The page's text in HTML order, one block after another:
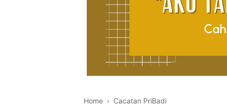
Home › Cacatan PriBadi